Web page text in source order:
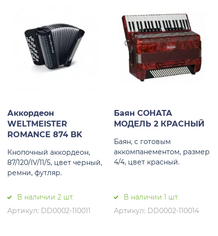
Аккордеон
WELTMEISTER
ROMANCE 874 BK
Кнопочный аккордеон,
87/120/IV/11/5, цвет черный,
ремни, футляр.
В наличии 2 шт.
Артикул: DD0002-110011
Баян СОНАТА
МОДЕЛЬ 2 КРАСНЫЙ
Баян, с готовым
аккомпанементом, размер
4/4, цвет красный.
В наличии 1 шт.
Артикул: DD0002-110014